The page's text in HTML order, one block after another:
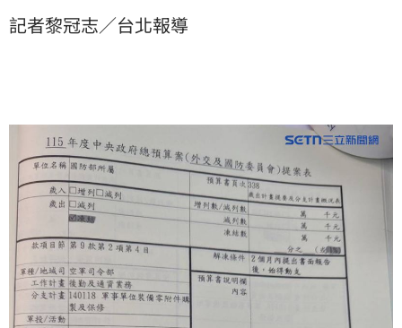
影響。不過現在卻有資深國會幕僚透露，「藍白兩黨口
記者黎冠志／台北報導